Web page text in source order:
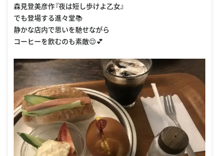
森見登美彦作『夜は短し歩けよ乙女』
でも登場する進々堂📚
静かな店内で思いを馳せながら
コーヒーを飲むのも素敵😌💕